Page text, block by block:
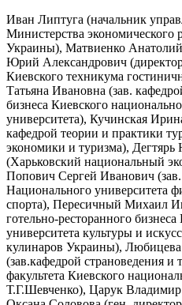
Иван Липтуга (начальник
Министерства экономического
Украины), Матвиенко
Юрий Александрович (директор
Киевского техникума
Татьяна Ивановна (зав.
бизнеса Киевского
университета), Кучинская
кафедрой теории и практики
экономики и туризма),
(Харьковский национальный
Попович Сергей Иванович
Национального университета
спорта), Пересичный Михаил
готельно-ресторанного
университета культуры и
кулинаров Украины),
(зав.кафедрой страноведения и
факультета Киевского
Т.Г.Шевченко), Царук Владимир